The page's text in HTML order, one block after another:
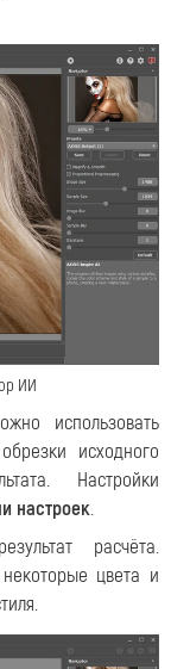
ИИ
использовать
исходного
Настройки
настроек.
расчёта.
цвета и